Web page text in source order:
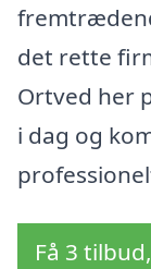
det rette
Ortved her
i dag og
Få 3